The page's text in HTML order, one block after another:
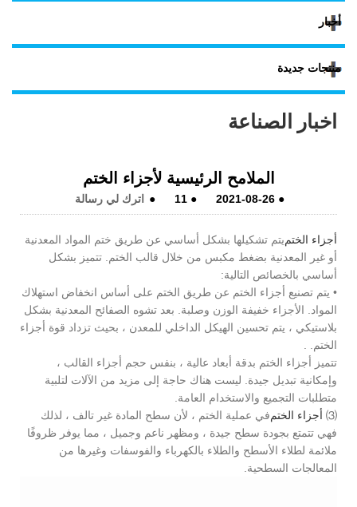
أخبار
منتجات جديدة
اخبار الصناعة
الملامح الرئيسية لأجزاء الختم
●
2021-08-26
●
11
● اترك لي رسالة
أجزاء الختميتم تشكيلها بشكل أساسي عن طريق ختم المواد المعدنية
أو غير المعدنية بضغط مكبس من خلال قالب الختم. تتميز بشكل
أساسي بالخصائص التالية:
• يتم تصنيع أجزاء الختم عن طريق الختم على أساس انخفاض استهلاك
المواد. الأجزاء خفيفة الوزن وصلبة. بعد تشوه الصفائح المعدنية بشكل
بلاستيكي ، يتم تحسين الهيكل الداخلي للمعدن ، بحيث تزداد قوة أجزاء
الختم. .
تتميز أجزاء الختم بدقة أبعاد عالية ، بنفس حجم أجزاء القالب ،
وإمكانية تبديل جيدة. ليست هناك حاجة إلى مزيد من الآلات لتلبية
متطلبات التجميع والاستخدام العامة.
⑶ أجزاء الختمفي عملية الختم ، لأن سطح المادة غير تالف ، لذلك
فهي تتمتع بجودة سطح جيدة ، ومظهر ناعم وجميل ، مما يوفر ظروفًا
ملائمة لطلاء الأسطح والطلاء بالكهرباء والفوسفات وغيرها من
المعالجات السطحية.